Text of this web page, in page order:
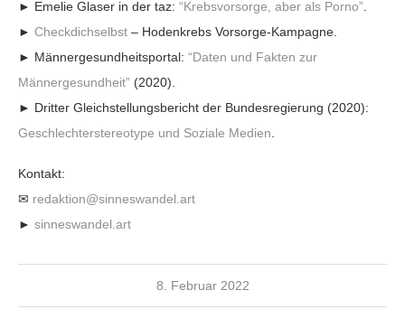
► Emelie Glaser in der taz: “Krebsvorsorge, aber als Porno”
► Checkdichselbst – Hodenkrebs Vorsorge-Kampagne.
► Männergesundheitsportal: “Daten und Fakten zur
Männergesundheit” (2020).
► Dritter Gleichstellungsbericht der Bundesregierung (2020):
Geschlechterstereotype und Soziale Medien
Kontakt:
✉ redaktion@sinneswandel.art
► sinneswandel.art
8. Februar 2022